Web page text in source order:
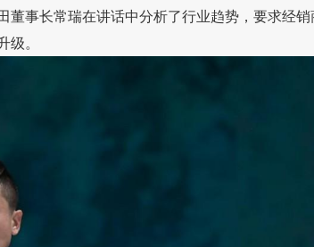
事长常瑞在讲话中分析了行业趋势，要求经销
。